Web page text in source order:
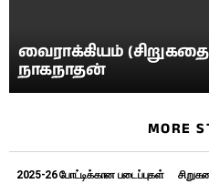
வைராக்கியம்
நாகநாதன்
MORE
2025-26 போட்டிக்கான படைப்புகள்